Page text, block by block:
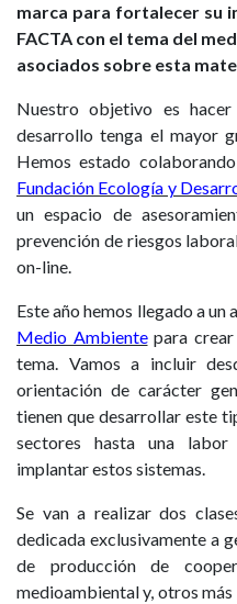
marca para fortalecer su
FACTA con el tema del
asociados sobre esta
Nuestro objetivo es
desarrollo tenga el mayor
Hemos estado
Fundación Ecología y
un espacio de
prevención de riesgos
on-line.
Este año hemos llegado a un
Medio Ambientepara crear
tema. Vamos a incluir
orientación de carácter
tienen que desarrollar este
sectores hasta una
implantar estos sistemas.
Se van a realizar dos
dedicada exclusivamente a
de producción de
medioambiental y, otros